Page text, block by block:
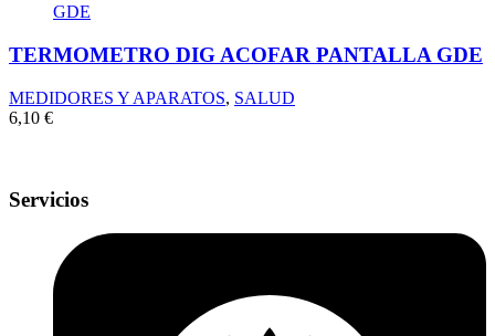
TERMOMETRO DIG ACOFAR PANTALLA GDE
MEDIDORES Y APARATOS, SALUD
6,10 €
Servicios